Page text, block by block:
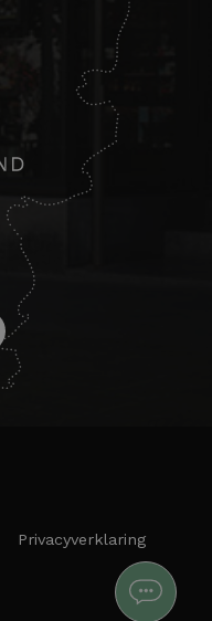
Privacyverklaring